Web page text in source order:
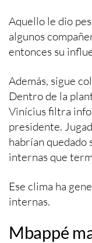
Aquello le dio
algunos
entonces su
Además, sigue
Dentro de la
Vinícius filtra
presidente.
habrían quedado
internas que
Ese clima ha
internas.
Mbappé